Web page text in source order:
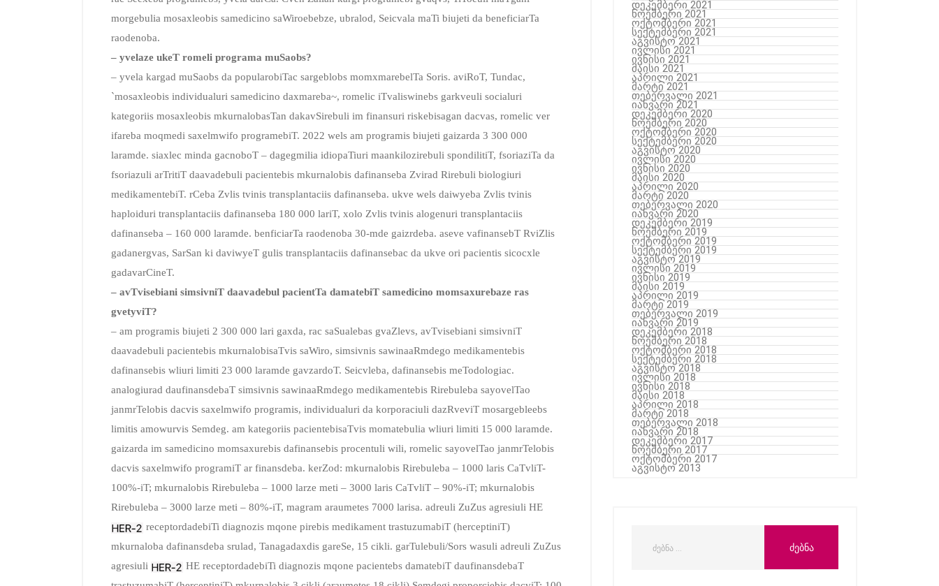
morgebulia mosaxleobis samedicino saWiroebebze, ubralod, Seicvala maTi biujeti da beneficiarTa
raodenoba.
– yvelaze ukeT romeli programa muSaobs?
– yvela kargad muSaobs da popularobiTac sargeblobs momxmarebelTa Soris. aviRoT, Tundac,
`mosaxleobis individualuri samedicino daxmareba~, romelic iTvaliswinebs garkveuli socialuri
kategoriis mosaxleobis mkurnalobasTan dakavSirebuli im finansuri riskebisagan dacvas, romelic ver
ifareba moqmedi saxelmwifo programebiT. 2022 wels am programis biujeti gaizarda 3 300 000
laramde. siaxlec minda gacnoboT – dagegmilia idiopaTiuri maankilozirebuli spondilitiT, fsoriaziTa da
fsoriazuli arTritiT daavadebuli pacientebis mkurnalobis dafinanseba Zvirad Rirebuli biologiuri
medikamentebiT. rCeba Zvlis tvinis transplantaciis dafinanseba. ukve wels daiwyeba Zvlis tvinis
haploiduri transplantaciis dafinanseba 180 000 lariT, xolo Zvlis tvinis alogenuri transplantaciis
dafinanseba – 160 000 laramde. benficiarTa raodenoba 30-mde gaizrdeba. aseve vafinansebT RviZlis
gadanergvas, SarSan ki daviwyeT gulis transplantaciis dafinansebac da ukve ori pacientis sicocxle
gadavarCineT.
– avTvisebiani simsivniT daavadebul pacientTa damatebiT samedicino momsaxurebaze ras
gvetyviT?
– am programis biujeti 2 300 000 lari gaxda, rac saSualebas gvaZlevs, avTvisebiani simsivniT
daavadebuli pacientebis mkurnalobisaTvis saWiro, simsivnis sawinaaRmdego medikamentebis
dafinansebis wliuri limiti 23 000 laramde gavzardoT. Seicvleba, dafinansebis meTodologiac.
analogiurad daufinansdebaT simsivnis sawinaaRmdego medikamentebis Rirebuleba sayovelTao
janmrTelobis dacvis saxelmwifo programis, individualuri da korporaciuli dazRveviT mosargebleebs
limitis amowurvis Semdeg. am kategoriis pacientebisaTvis momatebulia wliuri limiti 15 000 laramde.
gaizarda im samedicino momsaxurebis dafinansebis procentuli wili, romelic sayovelTao janmrTelobis
dacvis saxelmwifo programiT ar finansdeba. kerZod: mkurnalobis Rirebuleba – 1000 laris CaTvliT-
100%-iT; mkurnalobis Rirebuleba – 1000 larze meti – 3000 laris CaTvliT – 90%-iT; mkurnalobis
Rirebuleba – 3000 larze meti – 80%-iT, magram araumetes 7000 larisa. adreuli ZuZus agresiuli HE
receptordadebiTi diagnozis mqone pirebis medikament trastuzumabiT (herceptiniT)
mkurnaloba dafinansdeba srulad, Tanagadaxdis gareSe, 15 cikli. garTulebuli/Sors wasuli adreuli ZuZus
agresiuli
HE receptordadebiTi diagnozis mqone pacientebs damatebiT daufinansdebaT
დეკემბერი 2021
ნოემბერი 2021
ოქტომბერი 2021
სექტემბერი 2021
აგვისტო 2021
ივლისი 2021
ივნისი 2021
მაისი 2021
აპრილი 2021
მარტი 2021
თებერვალი 2021
იანვარი 2021
დეკემბერი 2020
ნოემბერი 2020
ოქტომბერი 2020
სექტემბერი 2020
აგვისტო 2020
ივლისი 2020
ივნისი 2020
მაისი 2020
აპრილი 2020
მარტი 2020
თებერვალი 2020
იანვარი 2020
დეკემბერი 2019
ნოემბერი 2019
ოქტომბერი 2019
სექტემბერი 2019
აგვისტო 2019
ივლისი 2019
ივნისი 2019
მაისი 2019
აპრილი 2019
მარტი 2019
თებერვალი 2019
იანვარი 2019
დეკემბერი 2018
ნოემბერი 2018
ოქტომბერი 2018
სექტემბერი 2018
აგვისტო 2018
ივლისი 2018
ივნისი 2018
მაისი 2018
აპრილი 2018
მარტი 2018
თებერვალი 2018
იანვარი 2018
დეკემბერი 2017
ნოემბერი 2017
ოქტომბერი 2017
აგვისტო 2013